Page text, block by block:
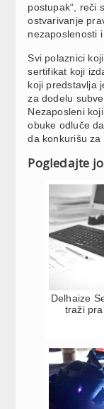
postupak“, reči
ostvarivanje
nezaposlenosti
Svi polaznici
sertifikat koji
koji predstavlja
za dodelu
Nezaposleni
obuke odluče
da konkurišu za
Pogledajte
Delhaize
traži